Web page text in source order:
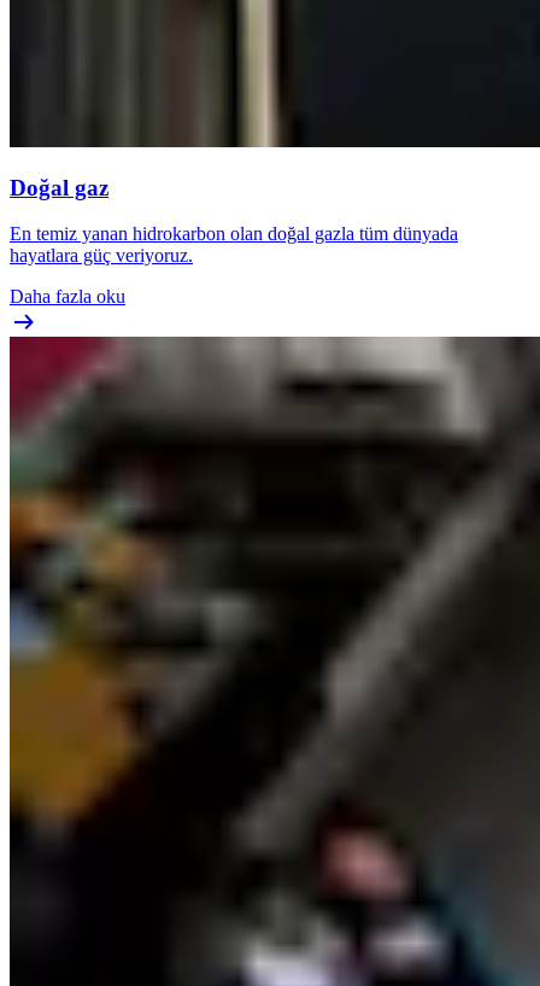
Doğal gaz
En temiz yanan hidrokarbon olan doğal gazla tüm dünyada
hayatlara güç veriyoruz.
Daha fazla oku